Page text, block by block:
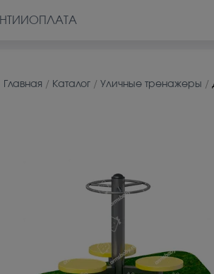
ОПЛАТА
Главная / Каталог / Уличные тренажеры /